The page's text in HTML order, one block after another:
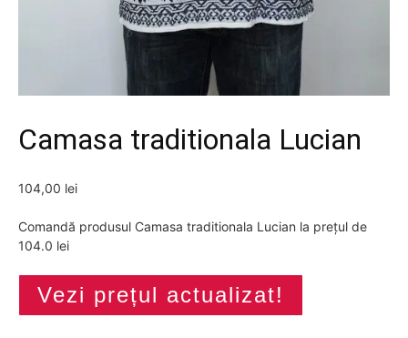
Camasa traditionala Lucian
104,00 lei
Comandă produsul Camasa traditionala Lucian la prețul de
104.0 lei
Vezi prețul actualizat!